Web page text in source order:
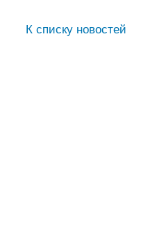
К списку новостей